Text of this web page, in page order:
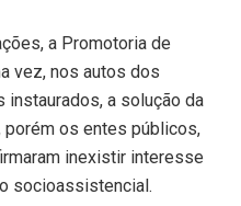
a Promotoria de
vez, nos autos dos
a solução da
os entes públicos,
inexistir interesse
socioassistencial.